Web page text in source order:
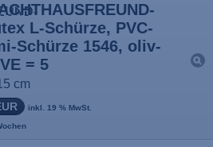
L-Schürze, PVC-
Schürze 1546, oliv-
= 5
cm
inkl. 19 % MwSt.